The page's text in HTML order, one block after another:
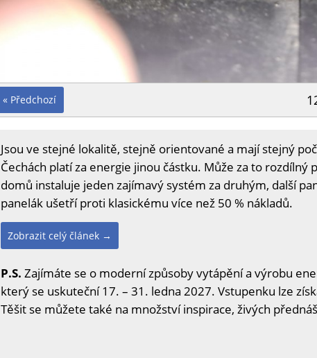
« Předchozí
Jsou ve stejné lokalitě, stejně orientované a mají stejný
Čechách platí za energie jinou částku. Může za to
domů instaluje jeden zajímavý systém za druhým, další
panelák ušetří proti klasickému více než 50 % nákladů.
Zobrazit celý článek →
P.S. Zajímáte se o moderní způsoby vytápění a výrobu
který se uskuteční 17. – 31. ledna 2027. Vstupenku lze
Těšit se můžete také na množství inspirace, živých